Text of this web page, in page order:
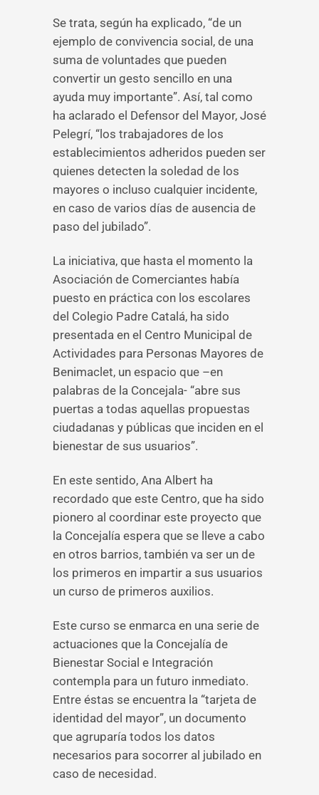
Se trata, según ha explicado, “de un
ejemplo de convivencia social, de una
suma de voluntades que pueden
convertir un gesto sencillo en una
ayuda muy importante”. Así, tal como
ha aclarado el Defensor del Mayor, José
Pelegrí, “los trabajadores de los
establecimientos adheridos pueden ser
quienes detecten la soledad de los
mayores o incluso cualquier incidente,
en caso de varios días de ausencia de
paso del jubilado”.
La iniciativa, que hasta el momento la
Asociación de Comerciantes había
puesto en práctica con los escolares
del Colegio Padre Catalá, ha sido
presentada en el Centro Municipal de
Actividades para Personas Mayores de
Benimaclet, un espacio que –en
palabras de la Concejala- “abre sus
puertas a todas aquellas propuestas
ciudadanas y públicas que inciden en el
bienestar de sus usuarios”.
En este sentido, Ana Albert ha
recordado que este Centro, que ha sido
pionero al coordinar este proyecto que
la Concejalía espera que se lleve a cabo
en otros barrios, también va ser un de
los primeros en impartir a sus usuarios
un curso de primeros auxilios.
Este curso se enmarca en una serie de
actuaciones que la Concejalía de
Bienestar Social e Integración
contempla para un futuro inmediato.
Entre éstas se encuentra la “tarjeta de
identidad del mayor”, un documento
que agruparía todos los datos
necesarios para socorrer al jubilado en
caso de necesidad.